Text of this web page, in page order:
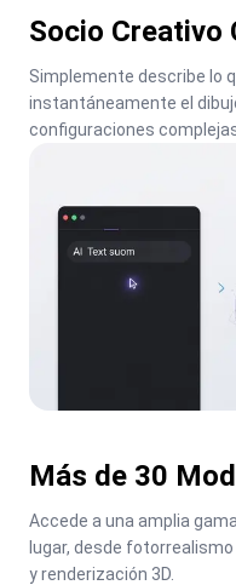
Socio Creativo
Simplemente describe lo
instantáneamente el
configuraciones
Más de 30
Accede a una amplia
lugar, desde
y renderización 3D.